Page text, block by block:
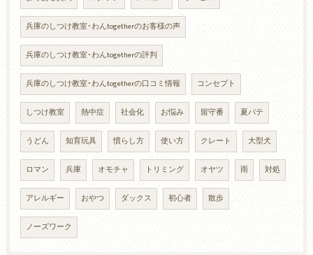
兵庫のしつけ教室･わんtogetherのお客様の声
兵庫のしつけ教室･わんtogetherの評判
兵庫のしつけ教室･わんtogetherの口コミ情報 コンセプト
しつけ教室 熱中症 社会化 お悩み 留守番 夏バテ
うどん 知育玩具 慣らし方 使い方 クレート 大型犬
ロマン 兵庫 オモチャ トリミング オヤツ 雨 対処
アレルギー おやつ ダックス 初心者 散歩
ノーズワーク